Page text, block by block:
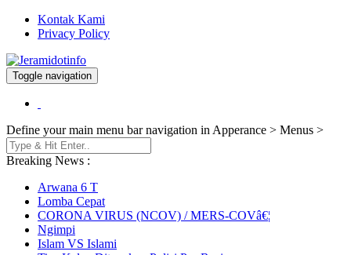
Kontak Kami
Privacy Policy
Jeramidotinfo
Berita dan Informasi Terkini
Toggle navigation
Define your main menu bar navigation in Apperance > Menus >
Breaking News :
Arwana 6 T
Lomba Cepat
CORONA VIRUS (NCOV) / MERS-COVâ€¦
Ngimpi
Islam VS Islami